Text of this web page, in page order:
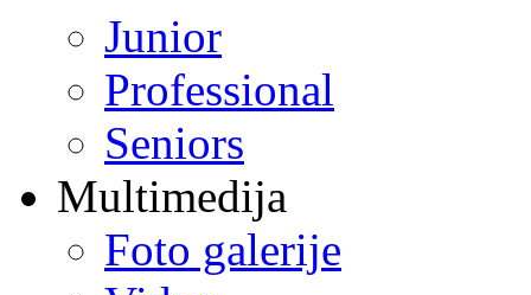
Junior
Professional
Seniors
Multimedija
Foto galerije